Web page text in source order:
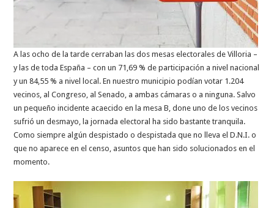
A las ocho de la tarde cerraban las dos mesas electorales de Villoria –
y las de toda España – con un 71,69 % de participación a nivel nacional
y un 84,55 % a nivel local. En nuestro municipio podían votar 1.204
vecinos, al Congreso, al Senado, a ambas cámaras o a ninguna. Salvo
un pequeño incidente acaecido en la mesa B, done uno de los vecinos
sufrió un desmayo, la jornada electoral ha sido bastante tranquila.
Como siempre algún despistado o despistada que no lleva el D.N.I. o
que no aparece en el censo, asuntos que han sido solucionados en el
momento.